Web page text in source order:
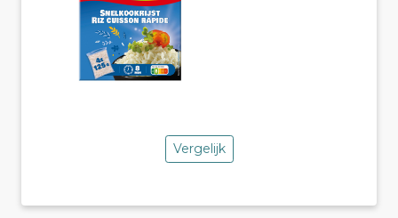
Vergelijk